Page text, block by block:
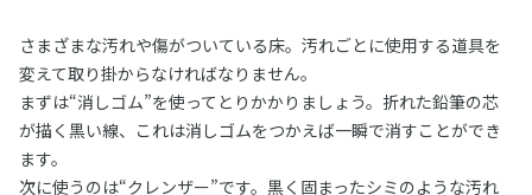
さまざまな汚れや傷がついている床。汚れごとに使用する道具を
変えて取り掛からなければなりません。
まずは“消しゴム”を使ってとりかかりましょう。折れた鉛筆の芯
が描く黒い線、これは消しゴムをつかえば一瞬で消すことができ
ます。
次に使うのは“クレンザー”です。黒く固まったシミのような汚れ